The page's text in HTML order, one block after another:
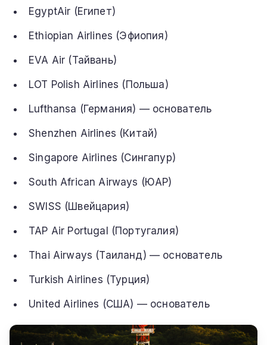
EgyptAir (Египет)
Ethiopian Airlines (Эфиопия)
EVA Air (Тайвань)
LOT Polish Airlines (Польша)
Lufthansa (Германия) — основатель
Shenzhen Airlines (Китай)
Singapore Airlines (Сингапур)
South African Airways (ЮАР)
SWISS (Швейцария)
TAP Air Portugal (Португалия)
Thai Airways (Таиланд) — основатель
Turkish Airlines (Турция)
United Airlines (США) — основатель